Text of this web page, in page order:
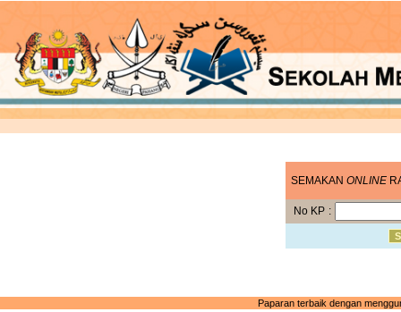
SEMAKAN ONLINE
No KP :
Paparan terbaik dengan